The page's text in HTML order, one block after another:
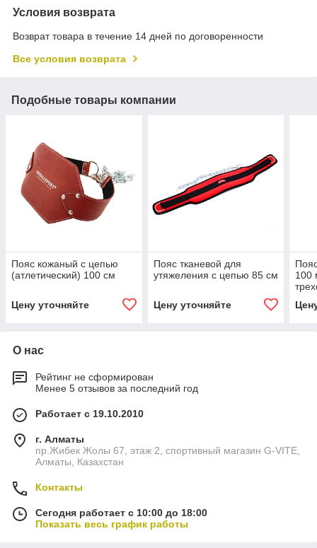
Условия возврата
Возврат товара в течение 14 дней по договоренности
Все условия возврата
Подобные товары компании
Пояс кожаный с цепью
(атлетический) 100 см
Цену уточняйте
Пояс тканевой для
утяжеления с цепью 85 см
Цену уточняйте
100
О нас
Рейтинг не сформирован
Менее 5 отзывов за последний год
Работает с 19.10.2010
г. Алматы
пр.Жибек Жолы 67, этаж 2, спортивный магазин G-VITE,
Алматы, Казахстан
Контакты
Сегодня работает с 10:00 до 18:00
Показать весь график работы